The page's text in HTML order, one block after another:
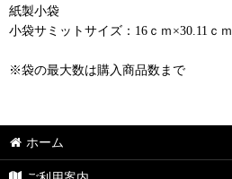
紙製小袋
小袋サミットサイズ：16ｃｍ×30.11ｃｍ
※袋の最大数は購入商品数まで
ホーム